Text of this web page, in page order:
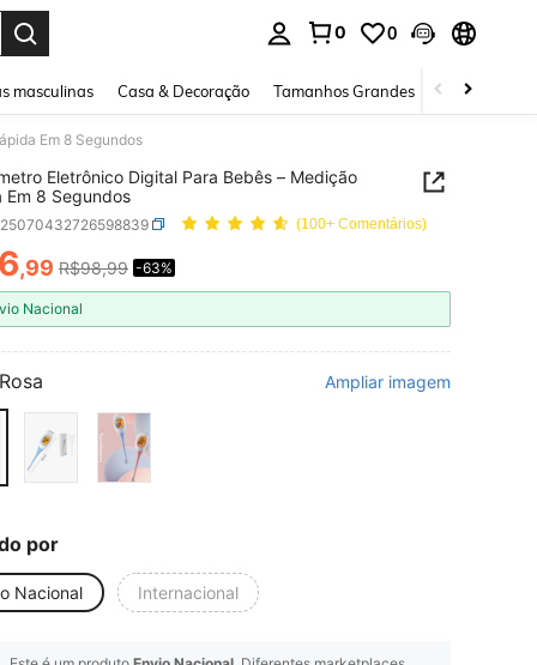
0 0
masculinas Casa & Decoração Tamanhos Grandes Joias e
Em 8 Segundos
Eletrônico Digital Para Bebês – Medição
Em 8 Segundos
(100+ Comentários)
AND AVAILABILITY
,99 R$98,99 -63%
Nacional
Rosa Ampliar imagem
por
Nacional Internacional